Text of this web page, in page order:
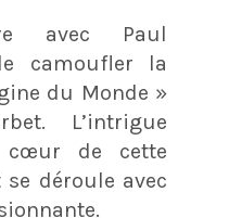
avec Paul
camoufler la
du Monde »
L’intrigue
de cette
déroule avec